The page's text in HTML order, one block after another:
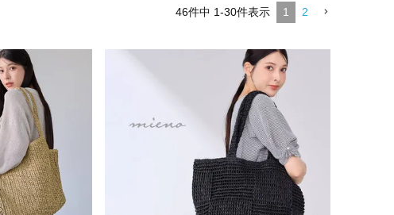
46件中 1-30件表示 1 2